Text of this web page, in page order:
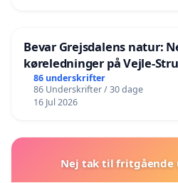
Bevar Grejsdalens natur:
køreledninger på Vejle-
86 underskrifter
86 Underskrifter / 30 dage
16 Jul 2026
Nej tak til fritgående